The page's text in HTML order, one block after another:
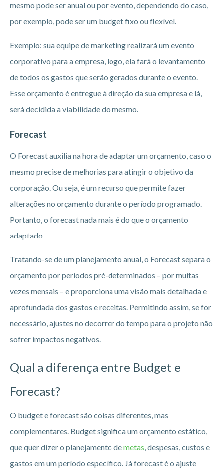
mesmo pode ser anual ou por evento, dependendo do caso,
por exemplo, pode ser um budget fixo ou flexível.
Exemplo: sua equipe de marketing realizará um evento
corporativo para a empresa, logo, ela fará o levantamento
de todos os gastos que serão gerados durante o evento.
Esse orçamento é entregue à direção da sua empresa e lá,
será decidida a viabilidade do mesmo.
Forecast
O Forecast auxilia na hora de adaptar um orçamento, caso o
mesmo precise de melhorias para atingir o objetivo da
corporação. Ou seja, é um recurso que permite fazer
alterações no orçamento durante o período programado.
Portanto, o forecast nada mais é do que o orçamento
adaptado.
Tratando-se de um planejamento anual, o Forecast separa o
orçamento por períodos pré-determinados – por muitas
vezes mensais – e proporciona uma visão mais detalhada e
aprofundada dos gastos e receitas. Permitindo assim, se for
necessário, ajustes no decorrer do tempo para o projeto não
sofrer impactos negativos.
Qual a diferença entre Budget e
Forecast?
O budget e forecast são coisas diferentes, mas
complementares. Budget significa um orçamento estático,
que quer dizer o planejamento demetas, despesas, custos e
gastos em um período específico. Já forecast é o ajuste